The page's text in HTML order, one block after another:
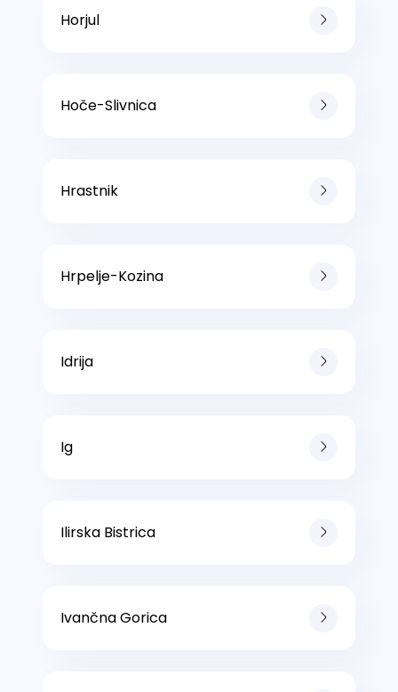
Horjul
Hoče-Slivnica
Hrastnik
Hrpelje-Kozina
Idrija
Ig
Ilirska Bistrica
Ivančna Gorica